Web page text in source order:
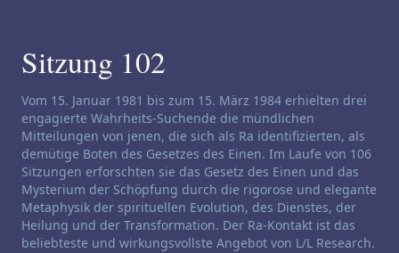
Sitzung 102
Haftungsausschluss für Channeling:
Vom 15. Januar 1981 bis zum 15. März 1984 erhielten drei
engagierte Wahrheits-Suchende die mündlichen
Mitteilungen von jenen, die sich als Ra identifizierten, als
demütige Boten des Gesetzes des Einen. Im Laufe von 106
Sitzungen erforschten sie das Gesetz des Einen und das
Mysterium der Schöpfung durch die rigorose und elegante
Metaphysik der spirituellen Evolution, des Dienstes, der
Heilung und der Transformation. Der Ra-Kontakt ist das
beliebteste und wirkungsvollste Angebot von L/L Research.